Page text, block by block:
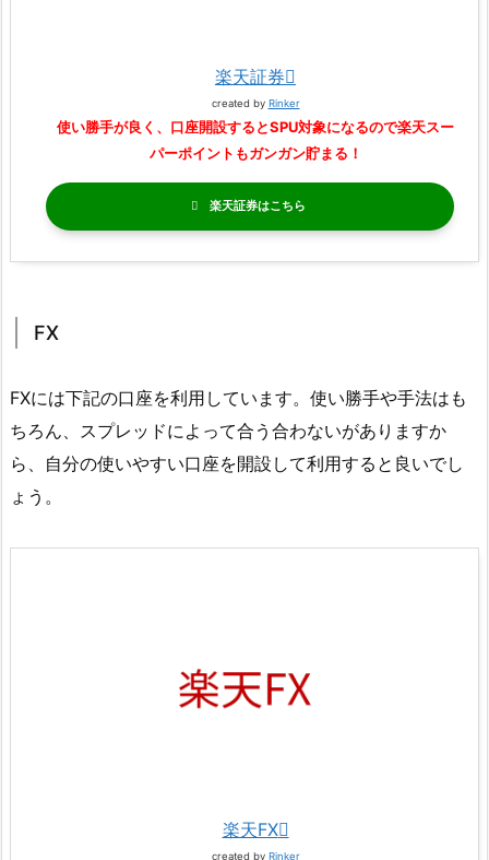
楽天証券
created by Rinker
使い勝手が良く、口座開設するとSPU対象になるので楽天スー
パーポイントもガンガン貯まる！
楽天証券
FX
FXには下記の口座を利用しています。使い勝手や手法はも
ちろん、スプレッドによって合う合わないがありますか
ら、自分の使いやすい口座を開設して利用すると良いでし
ょう。
楽天FX
created by Rinker